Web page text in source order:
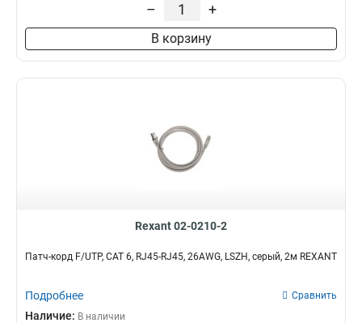
– +
В корзину
Rexant 02-0210-2
Патч-корд F/UTP, CAT 6, RJ45-RJ45, 26AWG, LSZH, серый, 2м REXANT
Подробнее Сравнить
Наличие: В наличии